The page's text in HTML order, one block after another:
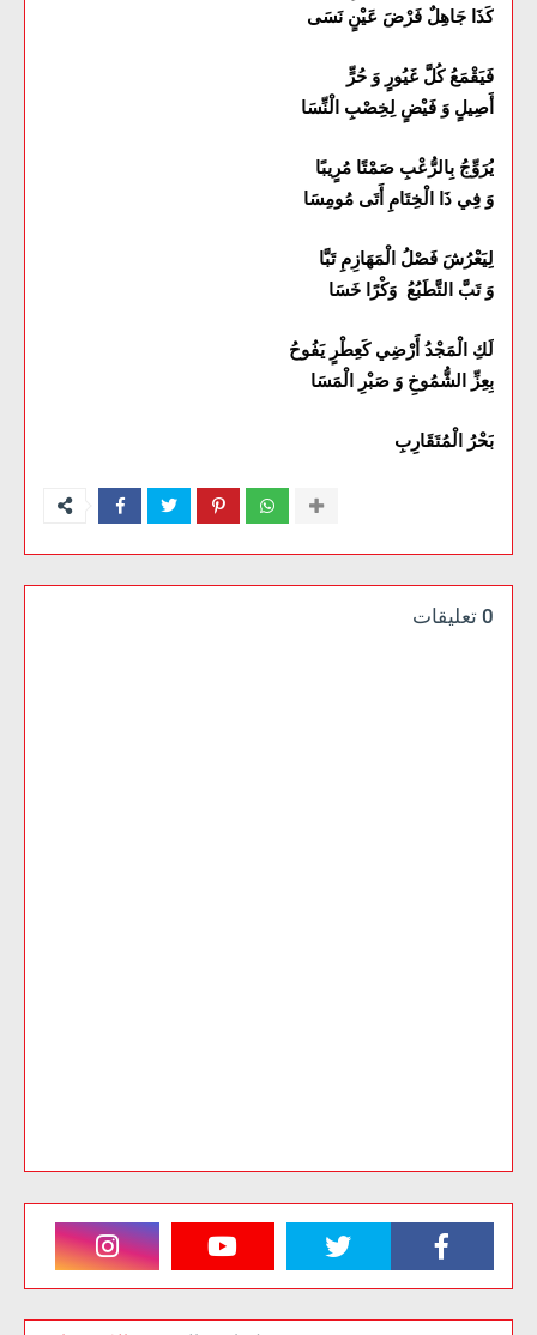
كَذَا جَاهِلٌ فَرْضَ عَيْنٍ نَسَى
فَيَقْمَعُ كُلَّ غَيُورٍ وَ حُرٍّ
أَصِيلٍ وَ فَيْضٍ لِخِصْبِ الْنِّسَا
يُرَوِّجُ بِالرُّعْبِ صَمْتًا مُرٍيبًا
وَ فِي ذَا الْخِتَامِ أَتَى مُومِسَا
لِيَعْرُشَ فَصْلُ الْمَهَازِمِ تَبَّا
وَ تَبَّ التَّطَبُعُ وَكْرًا خَسَا
لَكِ الْمَجْدُ أَرْضِي كَعِطْرٍ يَفُوحُ
بِعِزِّ الشُّمُوخِ وَ صَبْرِ الْمَسَا
بَحْرُ الْمُتَقَارِبِ
0 تعليقات